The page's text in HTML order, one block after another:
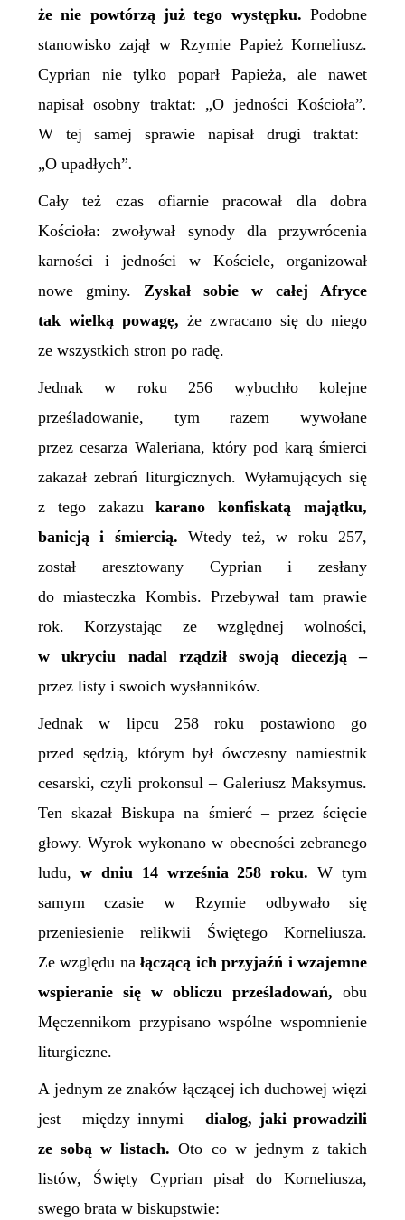
że nie powtórzą już tego występku.Podobne
stanowisko zajął w Rzymie Papież Korneliusz.
Cyprian nie tylko poparł Papieża, ale nawet
napisał osobny traktat: „O jedności Kościoła”.
W tej samej sprawie napisał drugi traktat:
„O upadłych”.
Cały też czas ofiarnie pracował dla dobra
Kościoła: zwoływał synody dla przywrócenia
karności i jedności w Kościele, organizował
nowe gminy. Zyskał sobie w całej Afryce
tak wielką powagę, że zwracano się do niego
ze wszystkich stron po radę.
Jednak w roku 256 wybuchło kolejne
prześladowanie, tym razem wywołane
przez cesarza Waleriana, który pod karą śmierci
zakazał zebrań liturgicznych. Wyłamujących się
z tego zakazukarano konfiskatą majątku,
banicją i śmiercią. Wtedy też, w roku 257,
został aresztowany Cyprian i zesłany
do miasteczka Kombis. Przebywał tam prawie
rok. Korzystając ze względnej wolności,
w ukryciu nadal rządził swoją diecezją –
przez listy i swoich wysłanników.
Jednak w lipcu 258 roku postawiono go
przed sędzią, którym był ówczesny namiestnik
cesarski, czyli prokonsul – Galeriusz Maksymus.
Ten skazałBiskupa na śmierć – przez ścięcie
głowy. Wyrok wykonano w obecności zebranego
ludu, w dniu 14 września 258 roku. W tym
samym czasie w Rzymie odbywało się
przeniesienie relikwii Świętego Korneliusza.
Ze względu nałączącą ich przyjaźń i wzajemne
wspieranie się w obliczu prześladowań, obu
Męczennikom przypisano wspólne wspomnienie
liturgiczne.
A jednym ze znaków łączącej ich duchowej więzi
jest – między innymi – dialog, jaki prowadzili
ze sobą w listach.Oto co w jednym z takich
listów, Święty Cyprian pisał do Korneliusza,
swego brata w biskupstwie: